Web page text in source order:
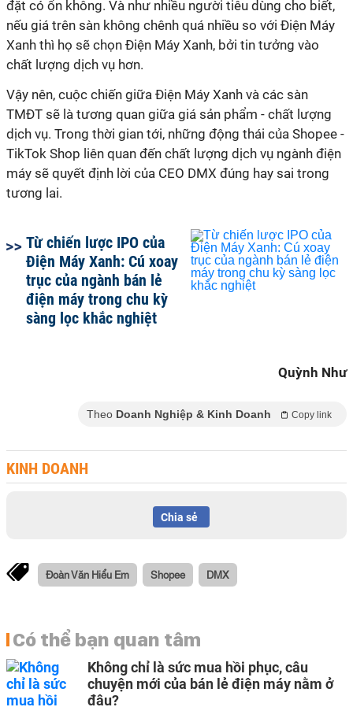
đặt có ổn không. Và như nhiều người tiêu dùng cho biết,
nếu giá trên sàn không chênh quá nhiều so với Điện Máy
Xanh thì họ sẽ chọn Điện Máy Xanh, bởi tin tưởng vào
chất lượng dịch vụ hơn.
Vậy nên, cuộc chiến giữa Điện Máy Xanh và các sàn
TMĐT sẽ là tương quan giữa giá sản phẩm - chất lượng
dịch vụ. Trong thời gian tới, những động thái của Shopee -
TikTok Shop liên quan đến chất lượng dịch vụ ngành điện
máy sẽ quyết định lời của CEO DMX đúng hay sai trong
tương lai.
Từ chiến lược IPO của
Điện Máy Xanh: Cú xoay
trục của ngành bán lẻ
điện máy trong chu kỳ
sàng lọc khắc nghiệt
Quỳnh Như
Theo Doanh Nghiệp & Kinh Doanh Copy link
KINH DOANH
Chia sẻ
Đoàn Văn Hiểu Em Shopee DMX
Có thể bạn quan tâm
Không chỉ là sức mua hồi phục, câu
chuyện mới của bán lẻ điện máy nằm ở
đâu?